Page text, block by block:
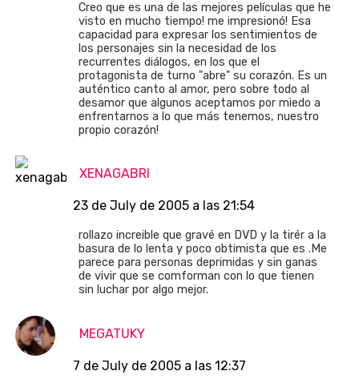
Creo que es una de las mejores películas que he
visto en mucho tiempo! me impresionó! Esa
capacidad para expresar los sentimientos de
los personajes sin la necesidad de los
recurrentes diálogos, en los que el
protagonista de turno "abre" su corazón. Es un
auténtico canto al amor, pero sobre todo al
desamor que algunos aceptamos por miedo a
enfrentarnos a lo que más tenemos, nuestro
propio corazón!
XENAGABRI
23 de July de 2005 a las 21:54
rollazo increible que gravé en DVD y la tirér a la
basura de lo lenta y poco obtimista que es .Me
parece para personas deprimidas y sin ganas
de vivir que se comforman con lo que tienen
sin luchar por algo mejor.
MEGATUKY
7 de July de 2005 a las 12:37